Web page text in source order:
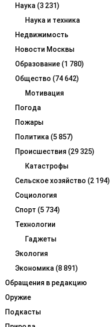
Наука (3 231)
Наука и техника
Недвижимость
Новости Москвы
Образование (1 780)
Общество (74 642)
Мотивация
Погода
Пожары
Политика (5 857)
Происшествия (29 325)
Катастрофы
Сельское хозяйство (2 194)
Социология
Спорт (5 734)
Технологии
Гаджеты
Экология
Экономика (8 891)
Обращения в редакцию
Оружие
Подкасты